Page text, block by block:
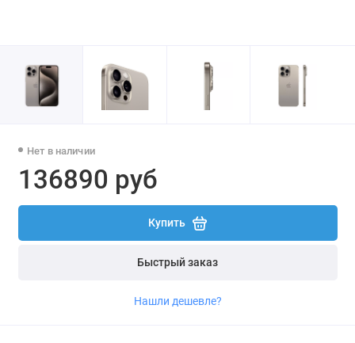
Нет в наличии
136890 руб
Купить
Быстрый заказ
Нашли дешевле?